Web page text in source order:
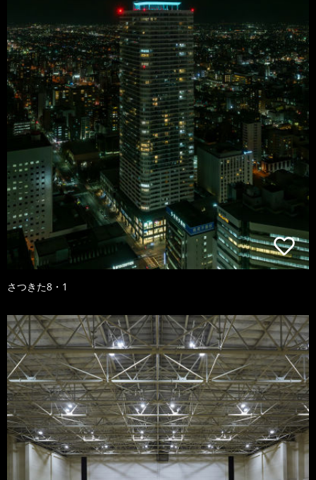
さつきた8・1